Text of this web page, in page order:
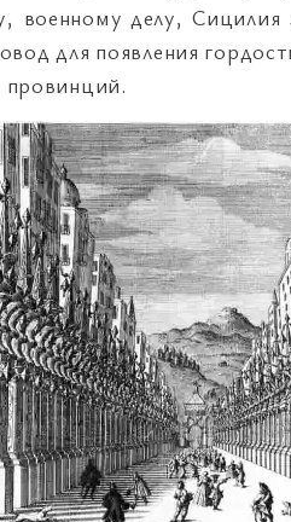
военному делу,
для появления
провинций.